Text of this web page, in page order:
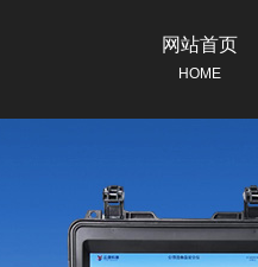
网站首页
HOME